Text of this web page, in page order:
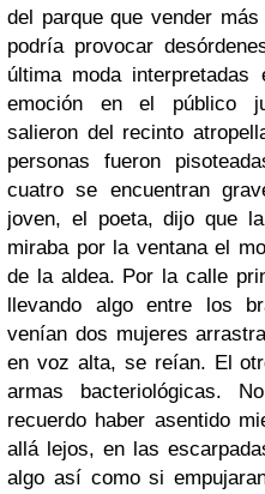
del parque que vender
podría provocar
última moda
emoción en el público
salieron del recinto
personas fueron
cuatro se encuentran
joven, el poeta, dijo que
miraba por la ventana el
de la aldea. Por la calle
llevando algo entre los
venían dos mujeres
en voz alta, se reían. El
armas bacteriológicas.
recuerdo haber asentido
allá lejos, en las
algo así como si